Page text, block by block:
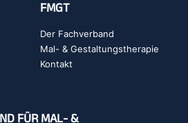
FMGT
Der Fachverband
Mal- & Gestaltungstherapie
Kontakt
FÜR MAL- &